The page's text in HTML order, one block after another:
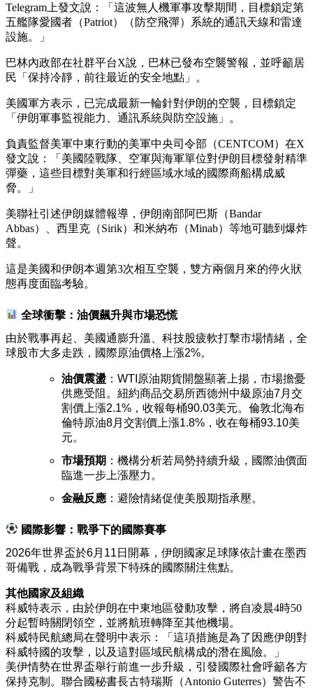
Telegram上發文說：「這波無人機軍事攻擊期間，目標鎖定第
五艦隊愛國者（Patriot）（防空飛彈）系統的通訊天線和雷達
設施。」
巴林內政部在社群平台X說，巴林已發布空襲警報，並呼籲居
民「保持冷靜，前往最近的安全地點」。
美國軍方表示，已完成最新一輪針對伊朗的空襲，目標鎖定
「伊朗軍事監視能力、通訊系統與防空設施」。
負責監督美軍中東行動的美軍中央司令部（CENTCOM）在X
發文說：「美國陸戰隊、空軍與海軍單位對伊朗目標發射精準
彈藥，這些目標對美軍和行經區域水域的國際商船構成威
脅。」
美聯社引述伊朗媒體報導，伊朗南部阿巴斯（Bandar
Abbas）、西里克（Sirik）和米納布（Minab）等地可聽到爆炸
聲。
這是美國和伊朗本週第3次相互空襲，雙方兩個月來的停火狀
態再度面臨考驗。
全球衝擊：油價飆升與市場恐慌
由於戰事再起、美國通膨升溫、科技股疲軟打擊市場情緒，全
球股市大多走跌，國際原油價格上漲2%。
油價震盪 ：WTI原油期貨開盤顯著上揚，市場擔憂
供應受阻。紐約商品交易所西德州中級原油7月交
割價上漲2.1%，收報每桶90.03美元。倫敦北海布
倫特原油8月交割價上漲1.8%，收在每桶93.10美
元。
市場預期 ：機構分析若局勢持續升級，國際油價面
臨進一步上漲壓力。
金融反應 ：避險情緒促使美股期指承壓。
國際影響：戰爭下的國際賽事
2026年世界盃於6月11日開幕，伊朗國家足球隊依計畫在墨西
哥備戰，成為戰爭背景下特殊的國際關注焦點。
其他國家及組織
科威特表示，由於伊朗在中東地區發動攻擊，將自凌晨4時50
分起暫時關閉領空，並將航班轉降至其他機場。
科威特民航總局在聲明中表示：「這項措施是為了因應伊朗對
科威特國的攻擊，以及這對區域民航構成的潛在風險。」
美伊情勢在世界盃舉行前進一步升級，引發國際社會呼籲各方
保持克制。聯合國秘書長古特瑞斯（Antonio Guterres）警告不